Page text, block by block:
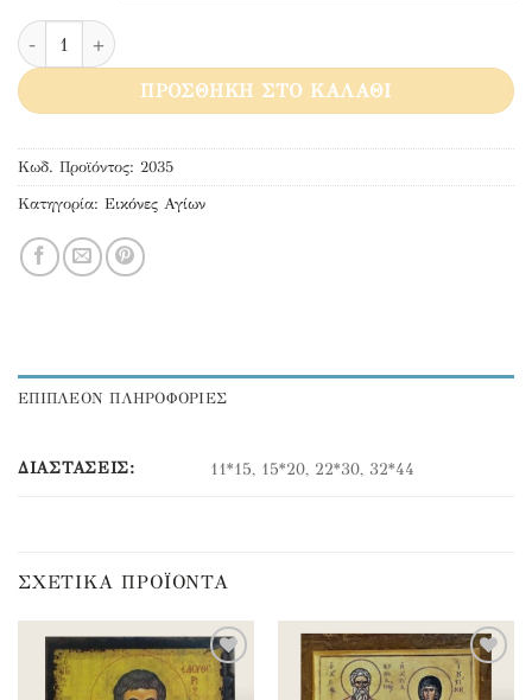
Ο Άγιος Εφραίμ ποσότητα
ΠΡΟΣΘΉΚΗ ΣΤΟ ΚΑΛΆΘΙ
Κωδ. Προϊόντος: 2035
Κατηγορία: Εικόνες Αγίων
ΕΠΙΠΛΕΟΝ ΠΛΗΡΟΦΟΡΙΕΣ
ΔΙΑΣΤΆΣΕΙΣ: 11*15, 15*20, 22*30, 32*44
ΣΧΕΤΙΚΆ ΠΡΟΪΌΝΤΑ
Προσθήκη
Προσθήκη